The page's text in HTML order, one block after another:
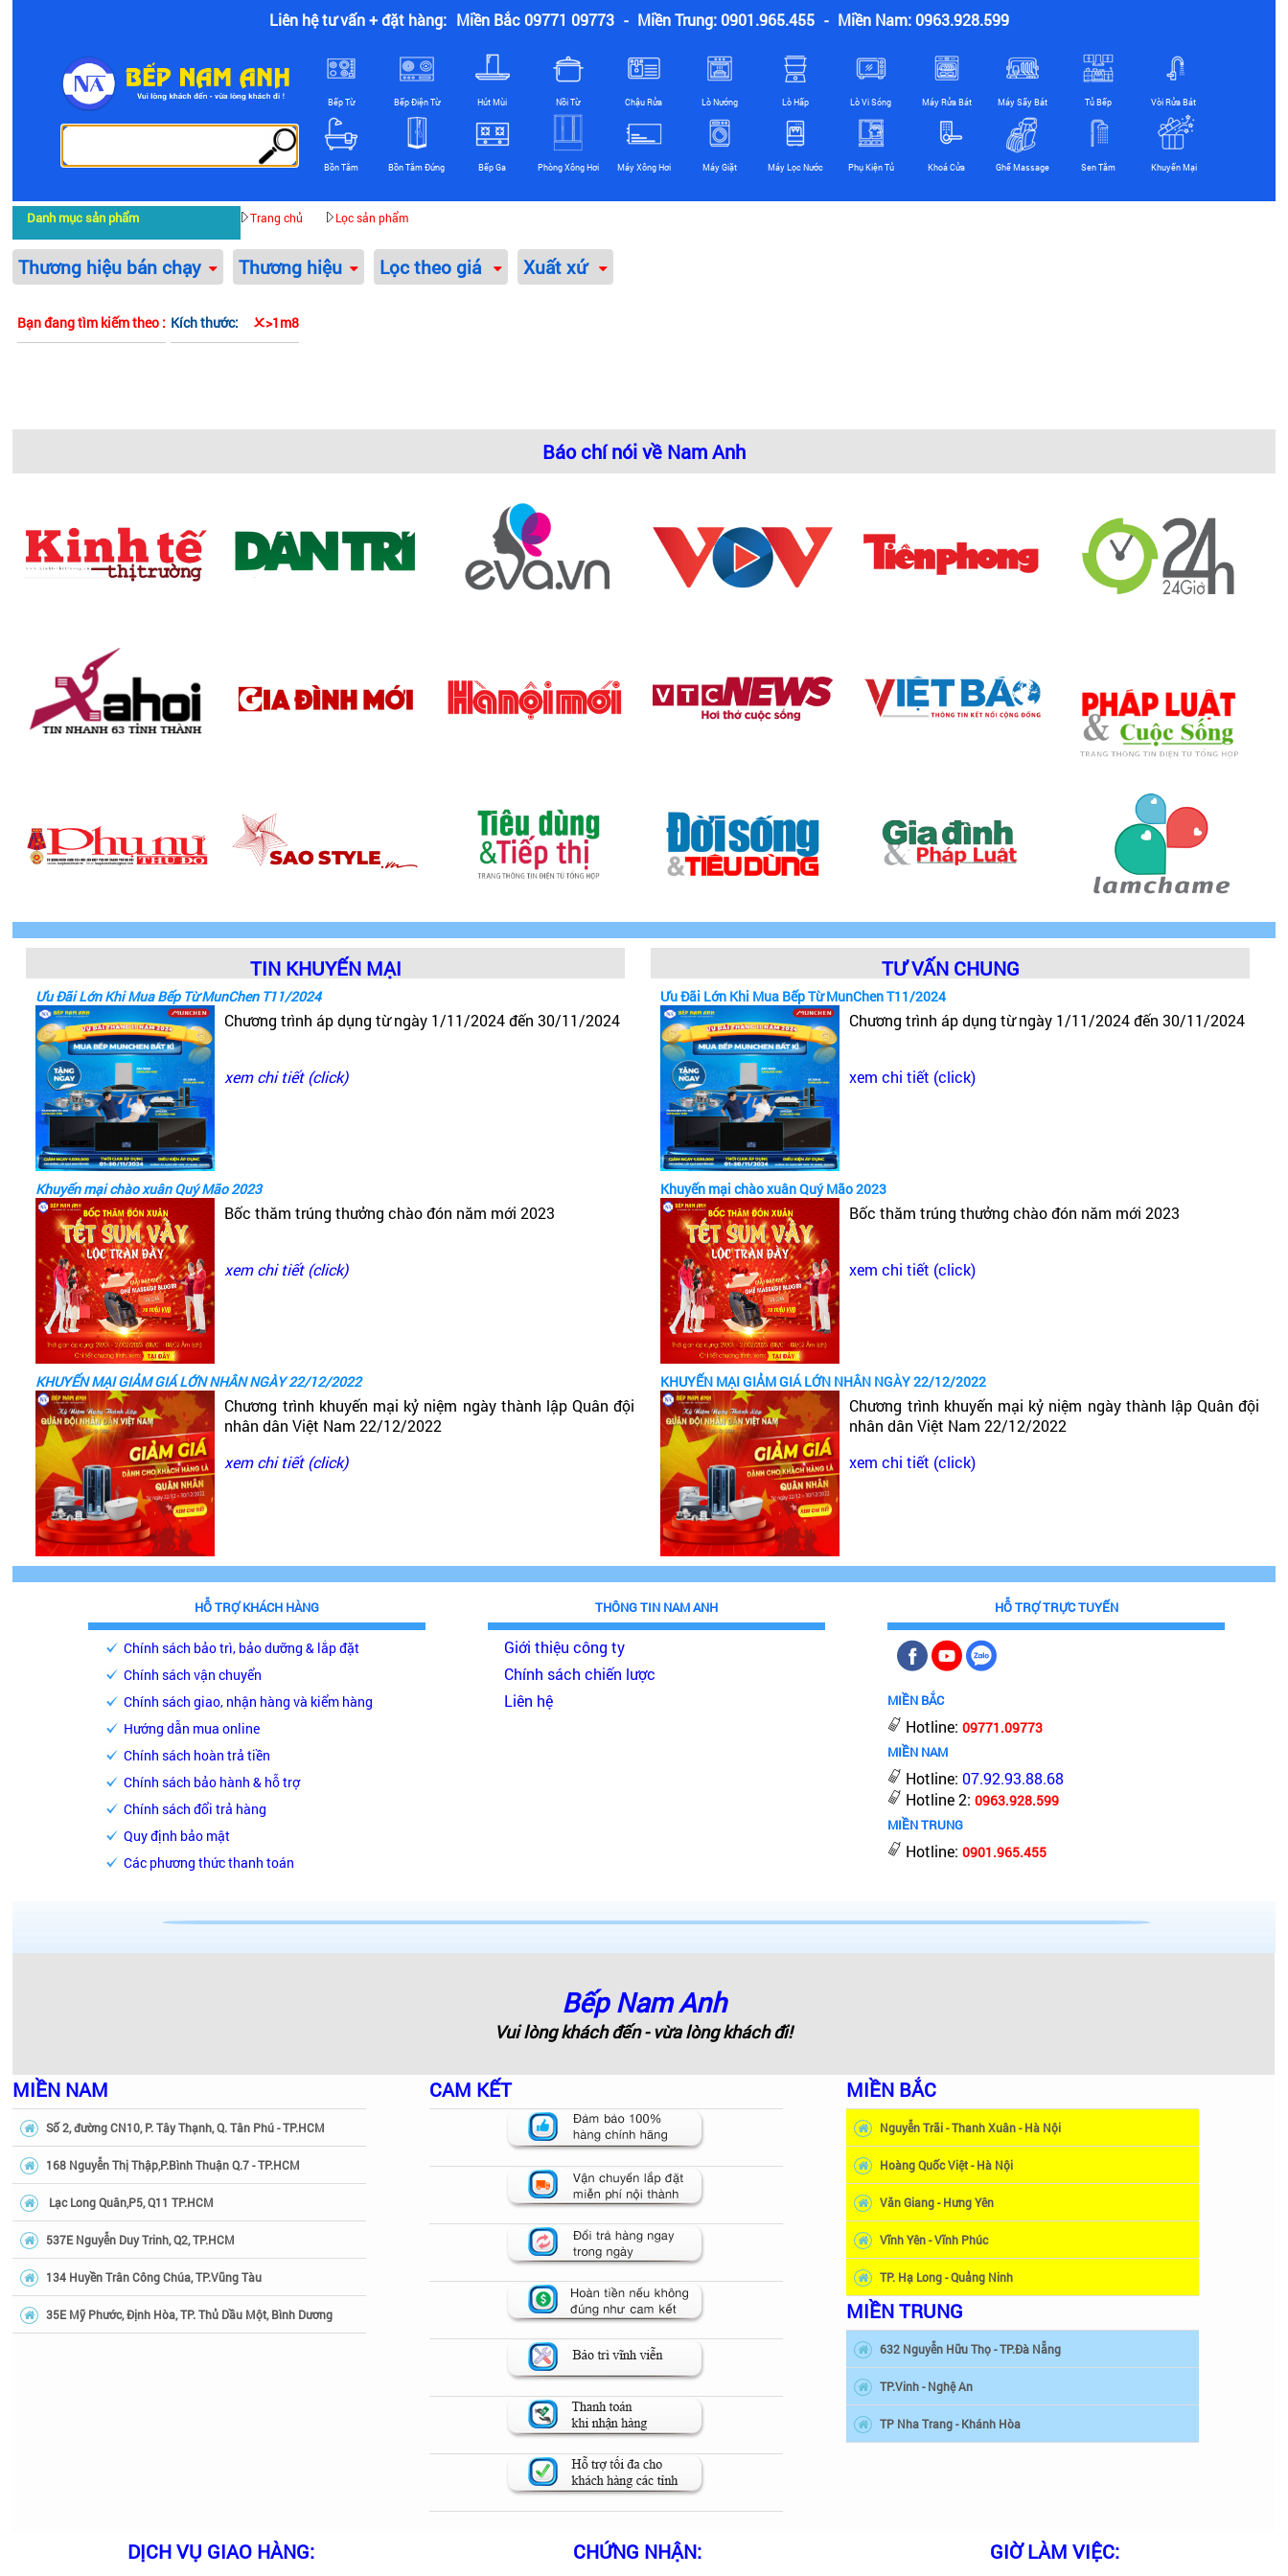
Liên hệ tư vấn + đặt hàng: Miền Bắc 09771 09773 - Miền Trung: 0901.965.455 - Miền Nam: 0963.928.599
Bếp Từ Bếp Điện Từ Hút Mùi Nồi Từ Chậu Rửa Lò Nướng Lò Hấp Lò Vi Sóng Máy Rửa Bát Máy Sấy Bát Tủ Bếp Vòi Rửa Bát
Bồn Tắm Bồn Tắm Đứng Bếp Ga Phòng Xông Hơi Máy Xông Hơi Máy Giặt Máy Lọc Nước Phụ Kiện Tủ Khoá Cửa Ghế Massage Sen Tắm Khuyến Mại
Danh mục sản phẩm Trang chủ Lọc sản phẩm
Thương hiệu bán chạy Thương hiệu Lọc theo giá Xuất xứ
Bạn đang tìm kiếm theo : Kích thước: >1m8
Báo chí nói về Nam Anh
TIN KHUYẾN MẠI
Ưu Đãi Lớn Khi Mua Bếp Từ MunChen T11/2024
Chương trình áp dụng từ ngày 1/11/2024 đến 30/11/2024
xem chi tiết (click)
Khuyến mại chào xuân Quý Mão 2023
Bốc thăm trúng thưởng chào đón năm mới 2023
xem chi tiết (click)
KHUYẾN MẠI GIẢM GIÁ LỚN NHÂN NGÀY 22/12/2022
Chương trình khuyến mại kỷ niệm ngày thành lập Quân đội
nhân dân Việt Nam 22/12/2022
xem chi tiết (click)
TƯ VẤN CHUNG
Ưu Đãi Lớn Khi Mua Bếp Từ MunChen T11/2024
Chương trình áp dụng từ ngày 1/11/2024 đến 30/11/2024
xem chi tiết (click)
Khuyến mại chào xuân Quý Mão 2023
Bốc thăm trúng thưởng chào đón năm mới 2023
xem chi tiết (click)
KHUYẾN MẠI GIẢM GIÁ LỚN NHÂN NGÀY 22/12/2022
Chương trình khuyến mại kỷ niệm ngày thành lập Quân đội
nhân dân Việt Nam 22/12/2022
xem chi tiết (click)
HỖ TRỢ KHÁCH HÀNG
Chính sách bảo trì, bảo dưỡng & lắp đặt
Chính sách vận chuyển
Chính sách giao, nhận hàng và kiểm hàng
Hướng dẫn mua online
Chính sách hoàn trả tiền
Chính sách bảo hành & hỗ trợ
Chính sách đổi trả hàng
Quy định bảo mật
Các phương thức thanh toán
THÔNG TIN NAM ANH
Giới thiệu công ty
Chính sách chiến lược
Liên hệ
HỖ TRỢ TRỰC TUYẾN
MIỀN BẮC
Hotline:09771.09773
MIỀN NAM
Hotline:07.92.93.88.68
Hotline 2:0963.928.599
MIỀN TRUNG
Hotline:0901.965.455
Bếp Nam Anh
Vui lòng khách đến - vừa lòng khách đi!
MIỀN NAM
Số 2, đường CN10, P. Tây Thạnh, Q. Tân Phú - TP.HCM
168 Nguyễn Thị Thập,P.Bình Thuận Q.7 - TP.HCM
Lạc Long Quân,P5, Q11 TP.HCM
537E Nguyễn Duy Trinh, Q2, TP.HCM
134 Huyền Trân Công Chúa, TP.Vũng Tàu
35E Mỹ Phước, Định Hòa, TP. Thủ Dầu Một, Bình Dương
CAM KẾT MIỀN BẮC
Nguyễn Trãi - Thanh Xuân - Hà Nội
Hoàng Quốc Việt - Hà Nội
Văn Giang - Hưng Yên
Vĩnh Yên - Vĩnh Phúc
TP. Hạ Long - Quảng Ninh
MIỀN TRUNG
632 Nguyễn Hữu Thọ - TP.Đà Nẵng
TP.Vinh - Nghệ An
TP Nha Trang - Khánh Hòa
DỊCH VỤ GIAO HÀNG: CHỨNG NHẬN: GIỜ LÀM VIỆC: